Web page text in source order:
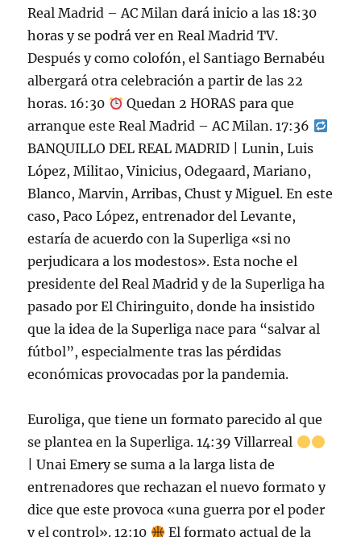
Real Madrid – AC Milan dará inicio a las 18:30
horas y se podrá ver en Real Madrid TV.
Después y como colofón, el Santiago Bernabéu
albergará otra celebración a partir de las 22
horas. 16:30
Quedan 2 HORAS para que
arranque este Real Madrid – AC Milan. 17:36
BANQUILLO DEL REAL MADRID | Lunin, Luis
López, Militao, Vinicius, Odegaard, Mariano,
Blanco, Marvin, Arribas, Chust y Miguel. En este
caso, Paco López, entrenador del Levante,
estaría de acuerdo con la Superliga «si no
perjudicara a los modestos». Esta noche el
presidente del Real Madrid y de la Superliga ha
pasado por El Chiringuito, donde ha insistido
que la idea de la Superliga nace para “salvar al
fútbol”, especialmente tras las pérdidas
económicas provocadas por la pandemia.
Euroliga, que tiene un formato parecido al que
se plantea en la Superliga. 14:39 Villarreal
| Unai Emery se suma a la larga lista de
entrenadores que rechazan el nuevo formato y
dice que este provoca «una guerra por el poder
y el control». 12:10
El formato actual de la